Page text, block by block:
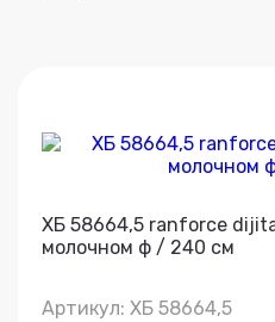
ХБ 58664,5 ranforce
молочном ф / 240 см
Артикул: ХБ 58664,5